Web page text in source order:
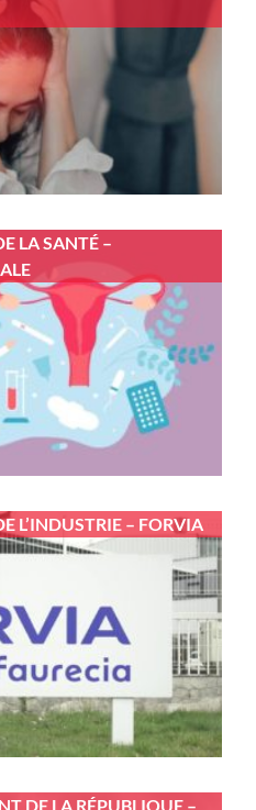
LA SANTÉ –
L’INDUSTRIE – FORVIA
DE LA RÉPUBLIQUE –